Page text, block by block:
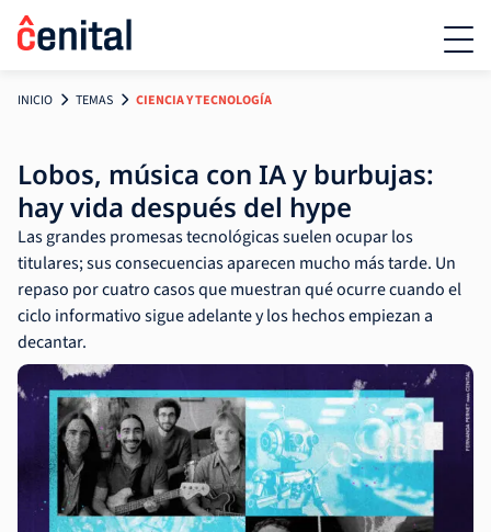
INICIO TEMAS CIENCIA Y TECNOLOGÍA
Lobos, música con IA y burbujas:
hay vida después del hype
Las grandes promesas tecnológicas suelen ocupar los
titulares; sus consecuencias aparecen mucho más tarde. Un
repaso por cuatro casos que muestran qué ocurre cuando el
ciclo informativo sigue adelante y los hechos empiezan a
decantar.